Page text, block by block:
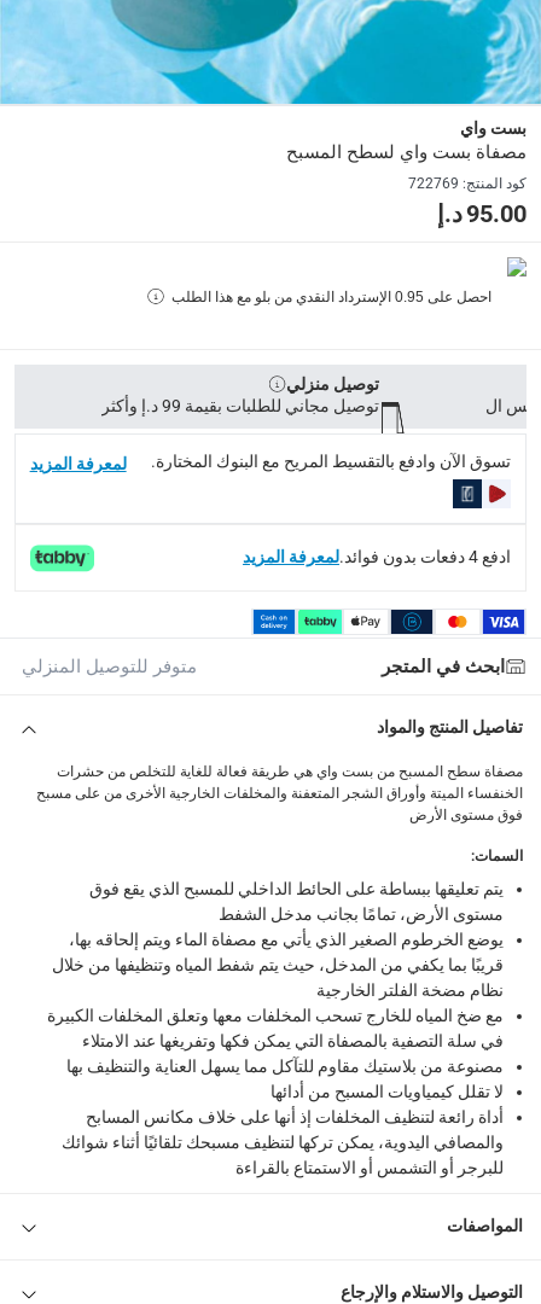
Delivery & Returns
delivery method
التوصيل المُتَتَبَّع: خلال 1 إلى 5 أيام عمل
توصيل المنتجات الكبيرة أو التي تحتاج تركيب: خلال 2 إلى 4 أيام عمل
الاستلام من المتجر عبر خدمة “انقر واستلم” لمنتجات
returns
What's in the Box
بست واي
مصفاة بست واي لسطح المسبح
كود المنتج:
722769
95.00 د.إ
احصل على 0.95 الإسترداد النقدي من بلو مع هذا الطلب
توصيل منزلي
توصيل مجاني للطلبات بقيمة 99 د.إ وأكثر
تسوق الآن وادفع بالتقسيط المريح مع البنوك المختارة. لمعرفة المزيد
ادفع 4 دفعات بدون فوائد. لمعرفة المزيد
ابحث في المتجر متوفر للتوصيل المنزلي
تفاصيل المنتج والمواد
مصفاة سطح المسبح من بست واي هي طريقة فعالة للغاية للتخلص من حشرات
الخنفساء الميتة وأوراق الشجر المتعفنة والمخلفات الخارجية الأخرى من على مسبح
فوق مستوى الأرض
السمات:
يتم تعليقها ببساطة على الحائط الداخلي للمسبح الذي يقع فوق
مستوى الأرض، تمامًا بجانب مدخل الشفط
يوضع الخرطوم الصغير الذي يأتي مع مصفاة الماء ويتم إلحاقه بها،
قريبًا بما يكفي من المدخل، حيث يتم شفط المياه وتنظيفها من خلال
نظام مضخة الفلتر الخارجية
مع ضخ المياه للخارج تسحب المخلفات معها وتعلق المخلفات الكبيرة
في سلة التصفية بالمصفاة التي يمكن فكها وتفريغها عند الامتلاء
مصنوعة من بلاستيك مقاوم للتآكل مما يسهل العناية والتنظيف بها
لا تقلل كيمياويات المسبح من أدائها
أداة رائعة لتنظيف المخلفات إذ أنها على خلاف مكانس المسابح
والمصافي اليدوية، يمكن تركها لتنظيف مسبحك تلقائيًا أثناء شوائك
للبرجر أو التشمس أو الاستمتاع بالقراءة
المواصفات
التوصيل والاستلام والإرجاع